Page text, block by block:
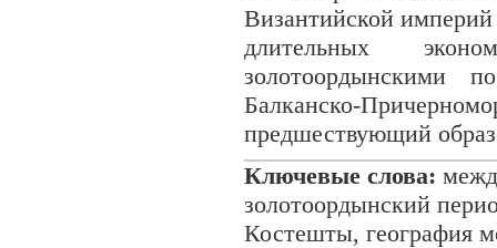
Византийской
длительных
золотоордынскими
Балканско-
предшествующий
Ключевые слова:
золотоордынский
Костешты, география